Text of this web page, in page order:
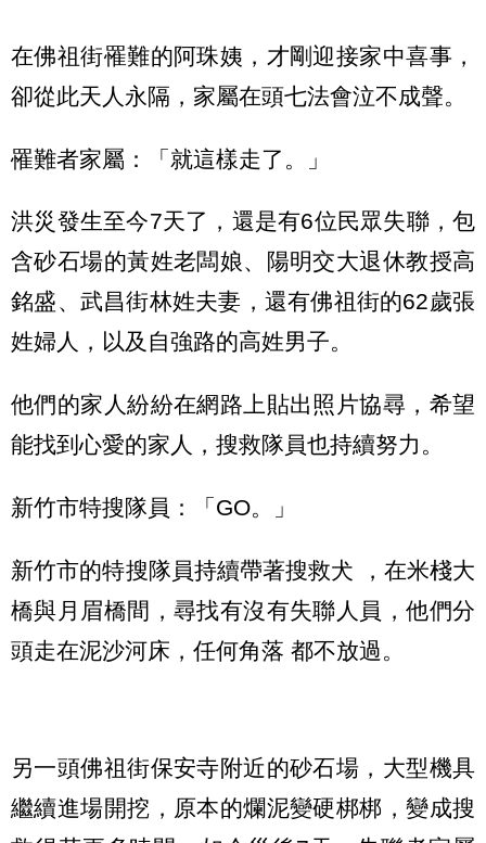
在佛祖街罹難的阿珠姨，才剛迎接家中喜事，
卻從此天人永隔，家屬在頭七法會泣不成聲。
罹難者家屬：「就這樣走了。」
洪災發生至今7天了，還是有6位民眾失聯，包
含砂石場的黃姓老闆娘、陽明交大退休教授高
銘盛、武昌街林姓夫妻，還有佛祖街的62歲張
姓婦人，以及自強路的高姓男子。
他們的家人紛紛在網路上貼出照片協尋，希望
能找到心愛的家人，搜救隊員也持續努力。
新竹市特搜隊員：「GO。」
新竹市的特搜隊員持續帶著搜救犬 ，在米棧大
橋與月眉橋間，尋找有沒有失聯人員，他們分
頭走在泥沙河床，任何角落 都不放過。
另一頭佛祖街保安寺附近的砂石場，大型機具
繼續進場開挖，原本的爛泥變硬梆梆，變成搜